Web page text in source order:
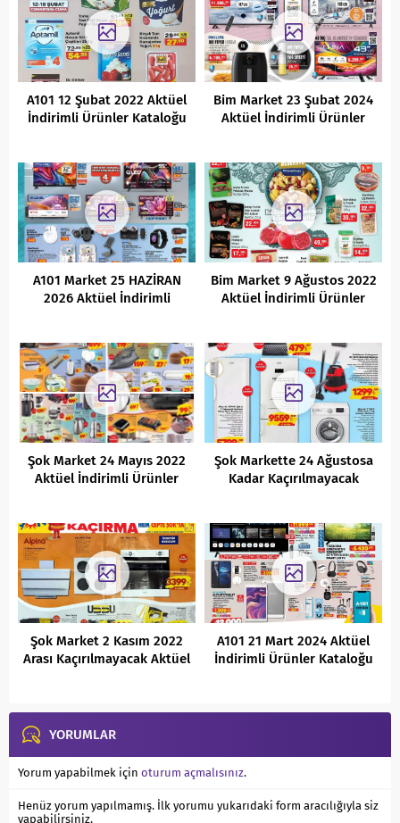
A101 12 Şubat 2022 Aktüel
İndirimli Ürünler Kataloğu
Bim Market 23 Şubat 2024
Aktüel İndirimli Ürünler
A101 Market 25 HAZİRAN
2026 Aktüel İndirimli
Bim Market 9 Ağustos 2022
Aktüel İndirimli Ürünler
Şok Market 24 Mayıs 2022
Aktüel İndirimli Ürünler
Şok Markette 24 Ağustosa
Kadar Kaçırılmayacak
Şok Market 2 Kasım 2022
Arası Kaçırılmayacak Aktüel
A101 21 Mart 2024 Aktüel
İndirimli Ürünler Kataloğu
YORUMLAR
Yorum yapabilmek için oturum açmalısınız.
Henüz yorum yapılmamış. İlk yorumu yukarıdaki form aracılığıyla siz
yapabilirsiniz.